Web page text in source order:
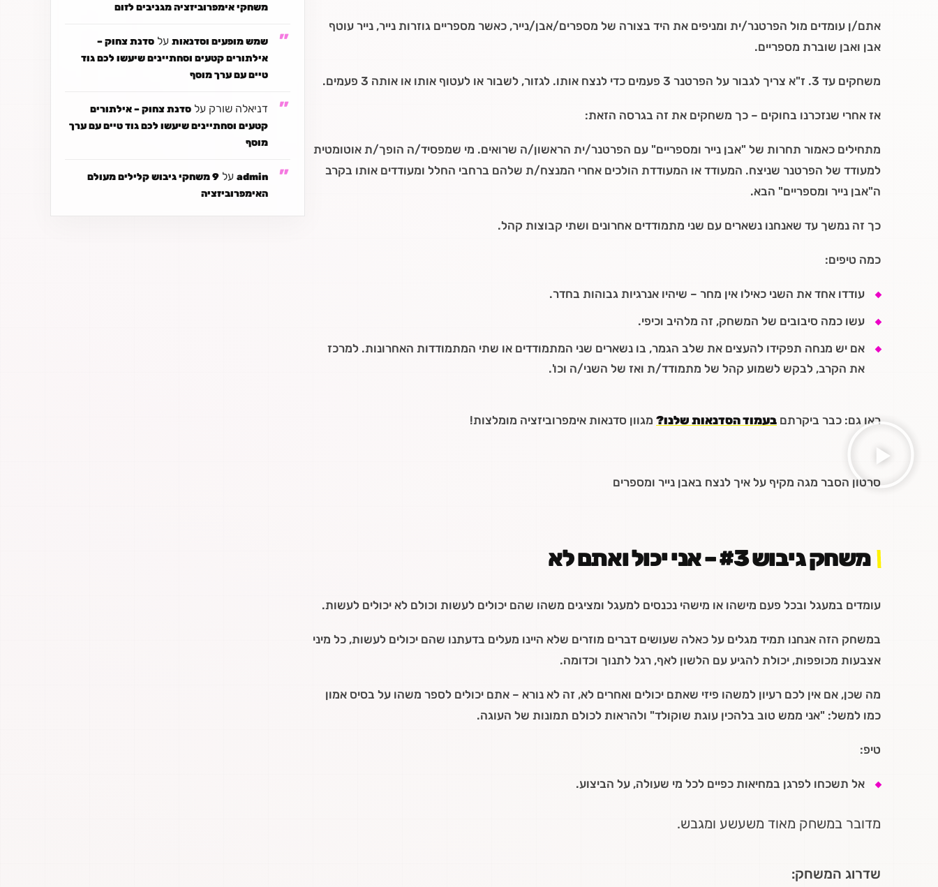
אתם/ן עומדים מול הפרטנר/ית ומניפים את היד בצורה של מספרים/אבן/נייר, כאשר מספריים גוזרות נייר, נייר עוטף
אבן ואבן שוברת מספריים.
משחקים עד 3. ז"א צריך לגבור על הפרטנר 3 פעמים כדי לנצח אותו. לגזור, לשבור או לעטוף אותו או אותה 3 פעמים.
אז אחרי שנזכרנו בחוקים – כך משחקים את זה בגרסה הזאת:
מתחילים כאמור תחרות של "אבן נייר ומספריים" עם הפרטנר/ית הראשון/ה שרואים. מי שמפסיד/ה הופך/ת אוטומטית
למעודד של הפרטנר שניצח. המעודד או המעודדת הולכים אחרי המנצח/ת שלהם ברחבי החלל ומעודדים אותו בקרב
ה"אבן נייר ומספריים" הבא.
כך זה נמשך עד שאנחנו נשארים עם שני מתמודדים אחרונים ושתי קבוצות קהל.
כמה טיפים:
עודדו אחד את השני כאילו אין מחר – שיהיו אנרגיות גבוהות בחדר.
עשו כמה סיבובים של המשחק, זה מלהיב וכיפי.
אם יש מנחה תפקידו להעצים את שלב הגמר, בו נשארים שני המתמודדים או שתי המתמודדות האחרונות. למרכז
את הקרב, לבקש לשמוע קהל של מתמודד/ת ואז של השני/ה וכו'.
ראו גם: כבר ביקרתם בעמוד הסדנאות שלנו? מגוון סדנאות אימפרוביזציה מומלצות!
סרטון הסבר מגה מקיף על איך לנצח באבן נייר ומספרים
משחק גיבוש #3 – אני יכול ואתם לא
עומדים במעגל ובכל פעם מישהו או מישהי נכנסים למעגל ומציגים משהו שהם יכולים לעשות וכולם לא יכולים לעשות.
במשחק הזה אנחנו תמיד מגלים על כאלה שעושים דברים מוזרים שלא היינו מעלים בדעתנו שהם יכולים לעשות, כל מיני
אצבעות מכופפות, יכולת להגיע עם הלשון לאף, רגל לתנוך וכדומה.
מה שכן, אם אין לכם רעיון למשהו פיזי שאתם יכולים ואחרים לא, זה לא נורא – אתם יכולים לספר משהו על בסיס אמון
כמו למשל: "אני ממש טוב בלהכין עוגת שוקולד" ולהראות לכולם תמונות של העוגה.
טיפ:
אל תשכחו לפרגן במחיאות כפיים לכל מי שעולה, על הביצוע.
מדובר במשחק מאוד משעשע ומגבש.
שדרוג המשחק:
משחקי אימפרוביזציה מגניבים לזום
שמש מופעים וסדנאותעל סדנת צחוק –
אילתורים קטעים וסחתיינים שיעשו לכם גוד
טיים עם ערך מוסף
דניאלה שורק על סדנת צחוק – אילתורים
קטעים וסחתיינים שיעשו לכם גוד טיים עם ערך
מוסף
adminעל
9 משחקי גיבוש קלילים מעולם
האימפרוביזציה